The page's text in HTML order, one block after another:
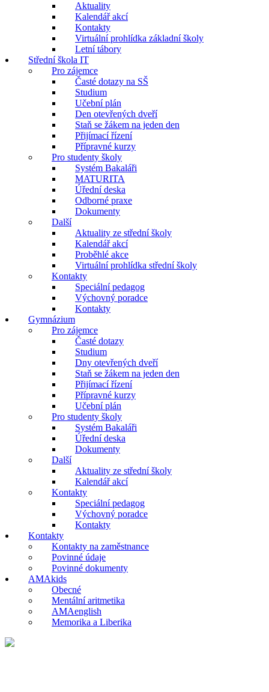
Aktuality
Kalendář akcí
Kontakty
Virtuální prohlídka základní školy
Letní tábory
Střední škola IT
Pro zájemce
Časté dotazy na SŠ
Studium
Učební plán
Den otevřených dveří
Staň se žákem na jeden den
Přijímací řízení
Přípravné kurzy
Pro studenty školy
Systém Bakaláři
MATURITA
Úřední deska
Odborné praxe
Dokumenty
Další
Aktuality ze střední školy
Kalendář akcí
Proběhlé akce
Virtuální prohlídka střední školy
Kontakty
Speciální pedagog
Výchovný poradce
Kontakty
Gymnázium
Pro zájemce
Časté dotazy
Studium
Dny otevřených dveří
Staň se žákem na jeden den
Přijímací řízení
Přípravné kurzy
Učební plán
Pro studenty školy
Systém Bakaláři
Úřední deska
Dokumenty
Další
Aktuality ze střední školy
Kalendář akcí
Kontakty
Speciální pedagog
Výchovný poradce
Kontakty
Kontakty
Kontakty na zaměstnance
Povinné údaje
Povinné dokumenty
AMAkids
Obecné
Mentální aritmetika
AMAenglish
Memorika a Liberika